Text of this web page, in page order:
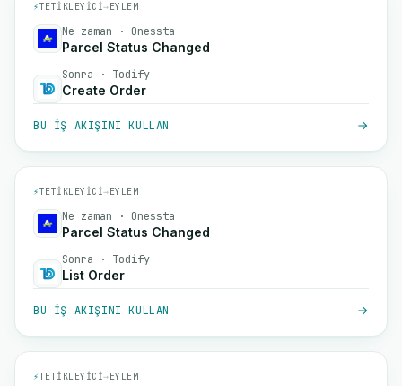
⚡TETIKLEYICI→EYLEM
Ne zaman · Onessta
Parcel Status Changed
Sonra · Todify
Create Order
BU IŞ AKIŞINI KULLAN
⚡TETIKLEYICI→EYLEM
Ne zaman · Onessta
Parcel Status Changed
Sonra · Todify
List Order
BU IŞ AKIŞINI KULLAN
⚡TETIKLEYICI→EYLEM